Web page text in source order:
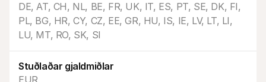
DE, AT, CH, NL, BE, FR, UK, IT, ES, PT, SE, DK, FI,
PL, BG, HR, CY, CZ, EE, GR, HU, IS, IE, LV, LT, LI,
LU, MT, RO, SK, SI
Stuðlaðar gjaldmiðlar
EUR
Tæknilegar auðlindir
Raðh გუნna